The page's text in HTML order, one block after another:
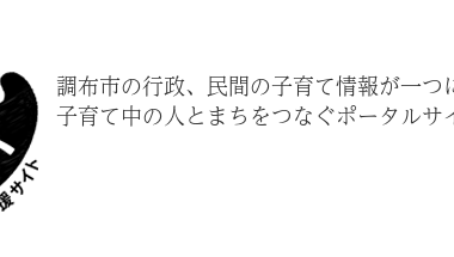
調布市の行政、民間の子育て情報が一つ
子育て中の人とまちをつなぐポータルサ